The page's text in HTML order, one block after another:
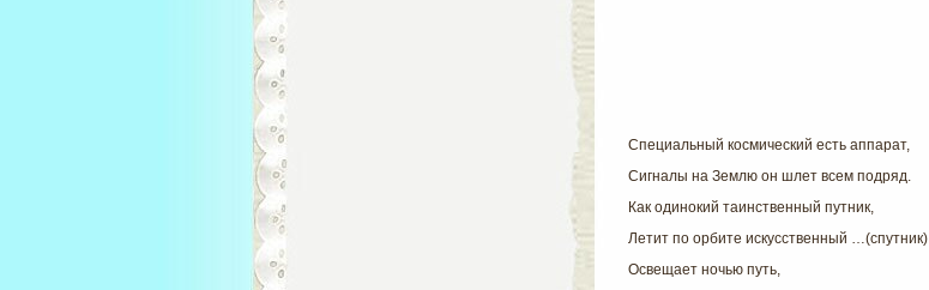
Специальный космический есть аппарат,
Сигналы на Землю он шлет всем подряд.
Как одинокий таинственный путник,
Летит по орбите искусственный …(спутник)
Освещает ночью путь,